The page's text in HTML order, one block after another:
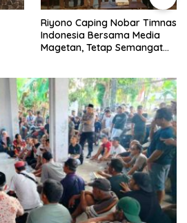
Riyono Caping Nobar Timnas
Indonesia Bersama Media
Magetan, Tetap Semangat